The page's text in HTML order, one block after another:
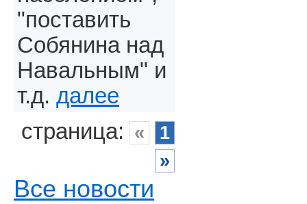
"поставить
Собянина над
Навальным" и
т.д. далее
страница: «
1
»
Все новости